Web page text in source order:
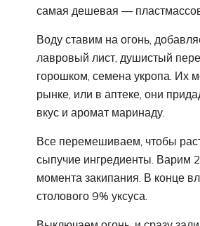
самая дешевая —
Воду ставим на огонь,
лавровый лист, душистый
горошком, семена укропа. Их
рынке, или в аптеке, они
вкус и аромат маринаду.
Все перемешиваем, чтобы
сыпучие ингредиенты. Варим
момента закипания. В конце
столового 9% уксуса.